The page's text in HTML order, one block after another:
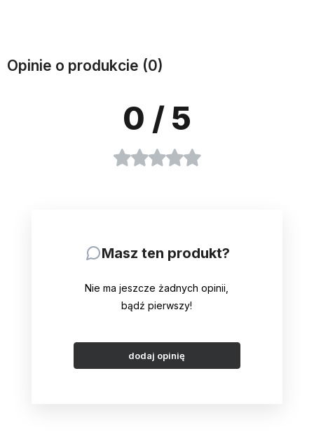
Opinie o produkcie (0)
0 / 5
Masz ten produkt?
Nie ma jeszcze żadnych opinii,
bądź pierwszy!
dodaj opinię